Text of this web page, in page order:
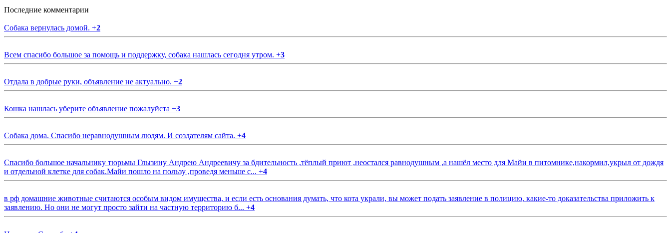
Последние комментарии
Собака вернулась домой. +2
Всем спасибо большое за помощь и поддержку, собака нашлась сегодня утром. +3
Отдала в добрые руки, объявление не актуально. +2
Кошка нашлась уберите объявление пожалуйста +3
Собака дома. Спасибо неравнодушным людям. И создателям сайта. +4
Спасибо большое начальнику тюрьмы Глызину Андрею Андреевичу за бдительность ,тёплый приют ,неостался равнодушным ,а нашёл место для Майи в питомнике,накормил,укрыл от дождя
и отдельной клетке для собак.Майи пошло на пользу ,проведя меньше с... +4
в рф домашние животные считаются особым видом имущества, и если есть основания думать, что кота украли, вы может подать заявление в полицию, какие-то доказательства приложить к
заявлению. Но они не могут просто зайти на частную территорию б... +4